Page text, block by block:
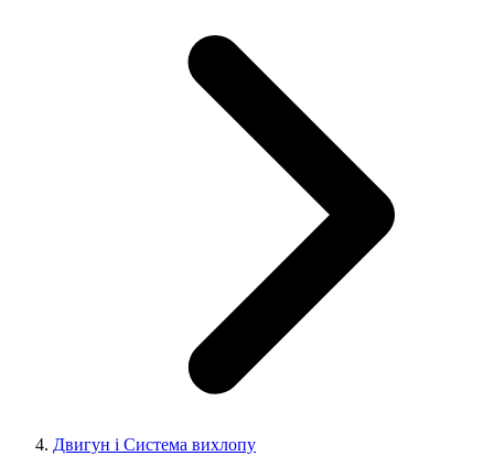
Двигун і Система вихлопу